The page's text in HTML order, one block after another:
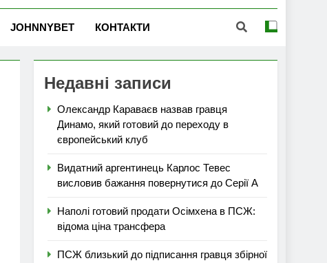
JOHNNYBET КОНТАКТИ
Недавні записи
Олександр Караваєв назвав гравця
Динамо, який готовий до переходу в
європейський клуб
Видатний аргентинець Карлос Тевес
висловив бажання повернутися до Серії А
Наполі готовий продати Осімхена в ПСЖ:
відома ціна трансфера
ПСЖ близький до підписання гравця збірної